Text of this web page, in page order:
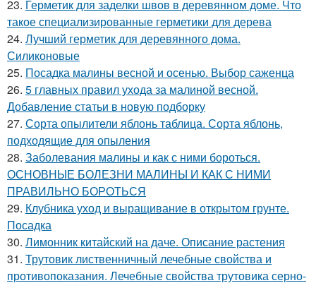
23. Герметик для заделки швов в деревянном доме. Что
такое специализированные герметики для дерева
24. Лучший герметик для деревянного дома.
Силиконовые
25. Посадка малины весной и осенью. Выбор саженца
26. 5 главных правил ухода за малиной весной.
Добавление статьи в новую подборку
27. Сорта опылители яблонь таблица. Сорта яблонь,
подходящие для опыления
28. Заболевания малины и как с ними бороться.
ОСНОВНЫЕ БОЛЕЗНИ МАЛИНЫ И КАК С НИМИ
ПРАВИЛЬНО БОРОТЬСЯ
29. Клубника уход и выращивание в открытом грунте.
Посадка
30. Лимонник китайский на даче. Описание растения
31. Трутовик лиственничный лечебные свойства и
противопоказания. Лечебные свойства трутовика серно-